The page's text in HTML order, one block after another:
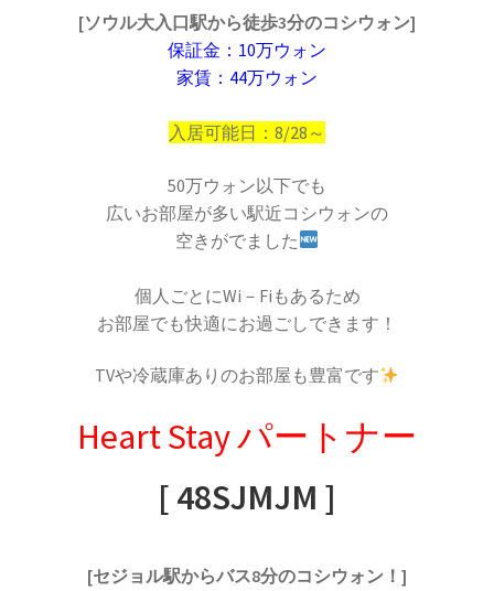
[ソウル大入口駅から徒歩3分のコシウォン]
保証金：10万ウォン
家賃：44万ウォン
入居可能日：8/28～
50万ウォン以下でも
広いお部屋が多い駅近コシウォンの
空きがでました
個人ごとにWi－Fiもあるため
お部屋でも快適にお過ごしできます！
TVや冷蔵庫ありのお部屋も豊富です
Heart Stay パートナー
[ 48SJMJM ]
[セジョル駅からバス8分のコシウォン！]